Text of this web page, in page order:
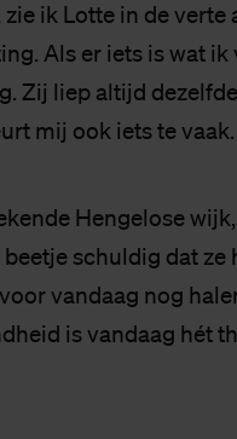
ik Lotte in de verte
Als er iets is wat
Zij liep altijd
mij ook iets te vaak.
Hengelose
schuldig dat ze
vandaag nog
is vandaag hét